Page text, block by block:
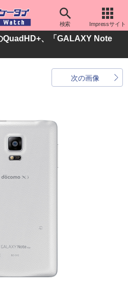
検索 Impressサイト
QuadHD+、「GALAXY Note
次の画像